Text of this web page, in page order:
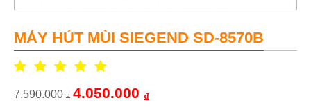
MÁY HÚT MÙI SIEGEND SD-8570B
7.590.000₫ 4.050.000 ₫